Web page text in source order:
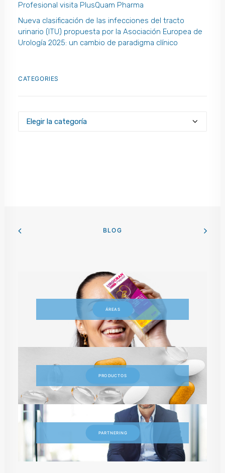
Profesional visita PlusQuam Pharma
Nueva clasificación de las infecciones del tracto
urinario (ITU) propuesta por la Asociación Europea de
Urología 2025: un cambio de paradigma clínico
CATEGORIES
Categories
BLOG
ÁREAS
PRODUCTOS
PARTNERING